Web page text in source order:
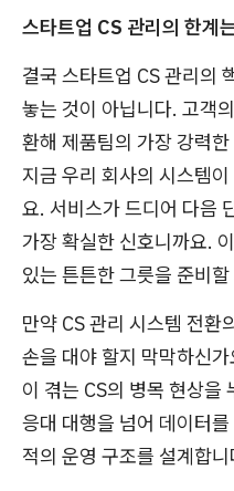
스타트업 CS 관리의 한계
결국 스타트업 CS 관리의
놓는 것이 아닙니다. 고객
환해 제품팀의 가장 강력
지금 우리 회사의 시스템
요. 서비스가 드디어 다음
가장 확실한 신호니까요.
있는 튼튼한 그릇을 준비
만약 CS 관리 시스템 전환
손을 대야 할지 막막하신
이 겪는 CS의 병목 현상을
응대 대행을 넘어 데이터
적의 운영 구조를 설계합니